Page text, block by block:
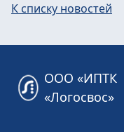
К списку новостей
ООО «ИПТК
«Логосвос»